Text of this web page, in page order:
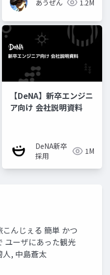
あうぜん 1.2M
【DeNA】新卒エンジニ
ア向け 会社説明資料
DeNA新卒
採用
1M
んじぇる 簡単 かつ
ユーザにあった観光
, 中島蒼太